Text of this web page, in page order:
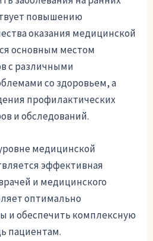
повышению
оказания медицинской
основным местом
с различными
со здоровьем, а
профилактических
и обследований.
медицинской
эффективная
и медицинского
оптимально
и обеспечить комплексную
пациентам.